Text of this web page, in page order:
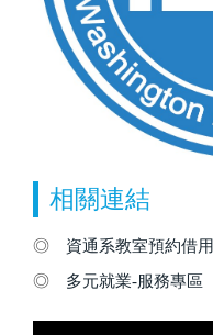
相關連結
◎
資通系教室預約借用
◎
多元就業-服務專區